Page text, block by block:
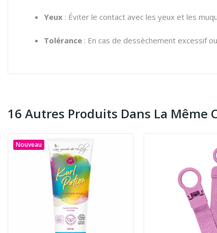
Yeux : Éviter le contact avec les yeux et les
Tolérance : En cas de dessèchement excessif
16 Autres Produits Dans La Même
Nouveau